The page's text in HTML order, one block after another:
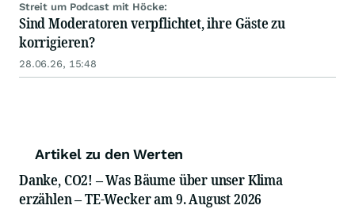
Streit um Podcast mit Höcke:
Sind Moderatoren verpflichtet, ihre Gäste zu
korrigieren?
28.06.26, 15:48
Artikel zu den Werten
Danke, CO2! – Was Bäume über unser Klima
erzählen – TE-Wecker am 9. August 2026